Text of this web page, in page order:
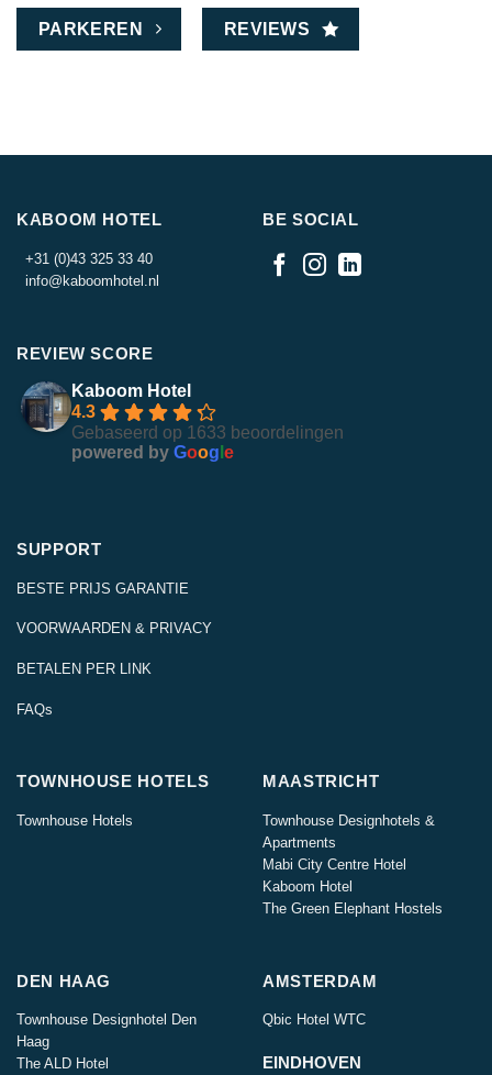
PARKEREN REVIEWS
KABOOM HOTEL
+31 (0)43 325 33 40
info@kaboomhotel.nl
BE SOCIAL
REVIEW SCORE
Kaboom Hotel
4.3
Gebaseerd op 1633 beoordelingen
powered by Goog e
SUPPORT
BESTE PRIJS GARANTIE
VOORWAARDEN & PRIVACY
BETALEN PER LINK
FAQs
TOWNHOUSE HOTELS
Townhouse Hotels
MAASTRICHT
Townhouse Designhotels &
Apartments
Mabi City Centre Hotel
Kaboom Hotel
The Green Elephant Hostels
DEN HAAG
Townhouse Designhotel Den
Haag
The ALD Hotel
AMSTERDAM
Qbic Hotel WTC
EINDHOVEN